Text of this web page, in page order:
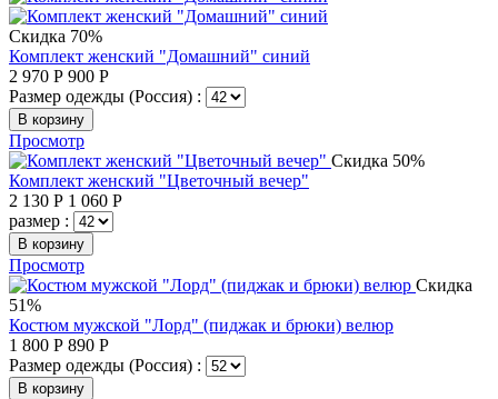
Скидка 70%
Комплект женский "Домашний" синий
2 970 Р 900 Р
Размер одежды (Россия) :
В корзину
Просмотр
Скидка 50%
Комплект женский "Цветочный вечер"
2 130 Р 1 060 Р
размер :
В корзину
Просмотр
Скидка
51%
Костюм мужской "Лорд" (пиджак и брюки) велюр
1 800 Р 890 Р
Размер одежды (Россия) :
В корзину